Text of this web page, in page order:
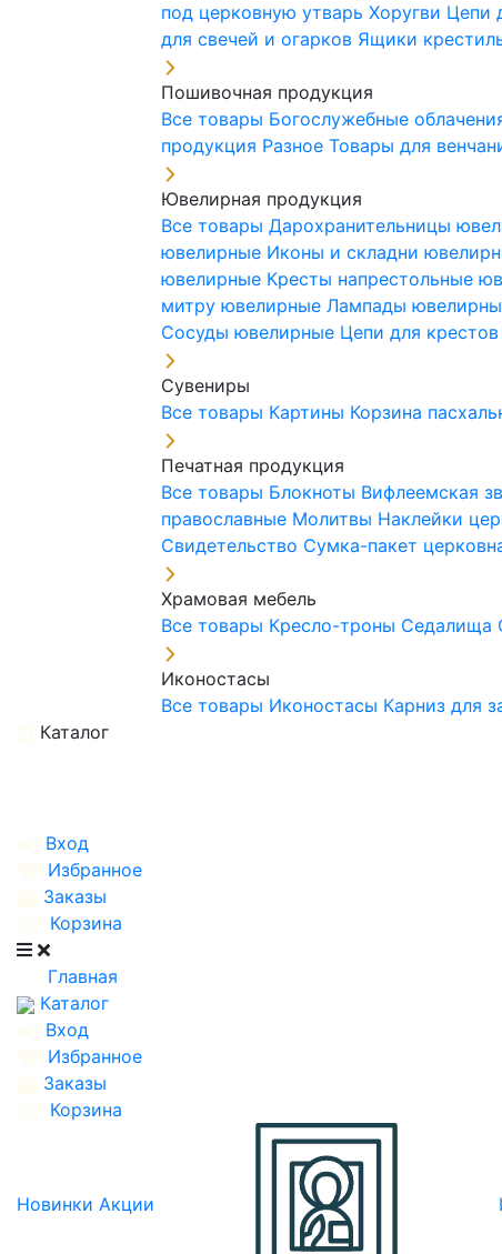
под церковную утварьХоругви Цепи
для свечей и огарков Ящики
Пошивочная продукция
Все товары Богослужебные
продукция РазноеТовары для
Ювелирная продукция
Все товарыДарохранительницы
ювелирные Иконы и складни
ювелирные Кресты напрестольные
митру ювелирныеЛампады
Сосуды ювелирные Цепи для
Сувениры
Все товары Картины Корзина
Печатная продукция
Все товары Блокноты Вифлеемская
православные Молитвы Наклейки
Свидетельство Сумка-пакет
Храмовая мебель
Все товары Кресло-троны Седалища
Иконостасы
Все товары Иконостасы Карниз для
Каталог
Вход
Избранное
Заказы
Корзина
Главная
Каталог
Вход
Избранное
Заказы
Корзина
Новинки Акции